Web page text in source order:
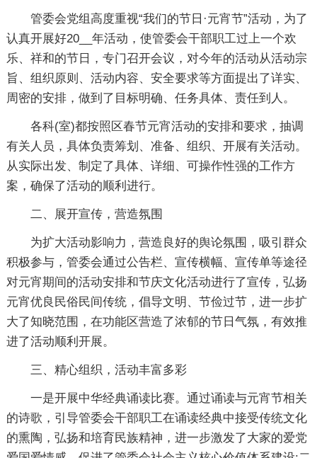
管委会党组高度重视“我们的节日·元宵节”活动，为了
认真开展好20__年活动，使管委会干部职工过上一个欢
乐、祥和的节日，专门召开会议，对今年的活动从活动宗
旨、组织原则、活动内容、安全要求等方面提出了详实、
周密的安排，做到了目标明确、任务具体、责任到人。
各科(室)都按照区春节元宵活动的安排和要求，抽调
有关人员，具体负责筹划、准备、组织、开展有关活动。
从实际出发、制定了具体、详细、可操作性强的工作方
案，确保了活动的顺利进行。
二、展开宣传，营造氛围
为扩大活动影响力，营造良好的舆论氛围，吸引群众
积极参与，管委会通过公告栏、宣传横幅、宣传单等途径
对元宵期间的活动安排和节庆文化活动进行了宣传，弘扬
元宵优良民俗民间传统，倡导文明、节俭过节，进一步扩
大了知晓范围，在功能区营造了浓郁的节日气氛，有效推
进了活动顺利开展。
三、精心组织，活动丰富多彩
一是开展中华经典诵读比赛。通过诵读与元宵节相关
的诗歌，引导管委会干部职工在诵读经典中接受传统文化
的熏陶，弘扬和培育民族精神，进一步激发了大家的爱党